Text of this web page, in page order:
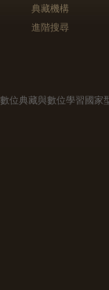
典藏機構
進階搜尋
數位典藏與數位學習國